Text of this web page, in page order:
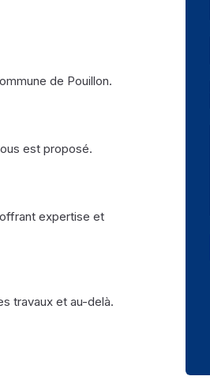
de Pouillon.
est proposé.
expertise et
travaux et au-delà.